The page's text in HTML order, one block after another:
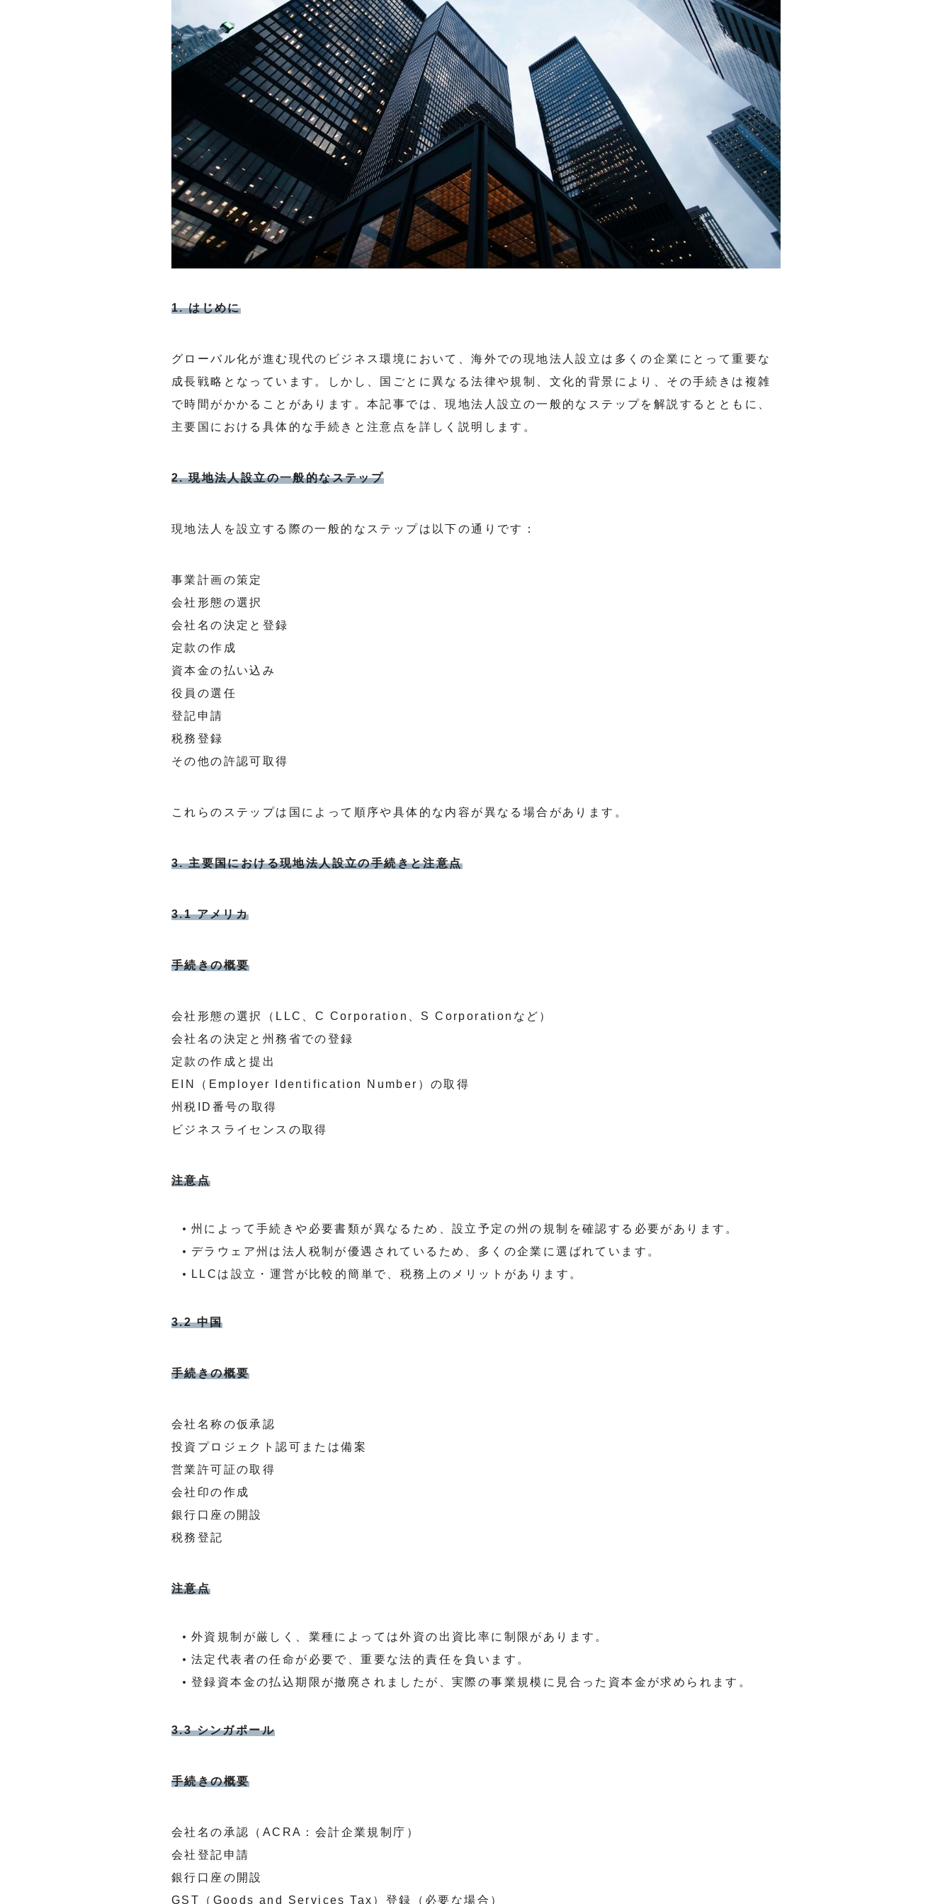
1. はじめに
グローバル化が進む現代のビジネス環境において、海外での現地法人設立は多くの企業にとって重要な
成長戦略となっています。しかし、国ごとに異なる法律や規制、文化的背景により、その手続きは複雑
で時間がかかることがあります。本記事では、現地法人設立の一般的なステップを解説するとともに、
主要国における具体的な手続きと注意点を詳しく説明します。
2. 現地法人設立の一般的なステップ
現地法人を設立する際の一般的なステップは以下の通りです：
事業計画の策定
会社形態の選択
会社名の決定と登録
定款の作成
資本金の払い込み
役員の選任
登記申請
税務登録
その他の許認可取得
これらのステップは国によって順序や具体的な内容が異なる場合があります。
3. 主要国における現地法人設立の手続きと注意点
3.1 アメリカ
手続きの概要
会社形態の選択（LLC、C Corporation、S Corporationなど）
会社名の決定と州務省での登録
定款の作成と提出
EIN（Employer Identification Number）の取得
州税ID番号の取得
ビジネスライセンスの取得
注意点
州によって手続きや必要書類が異なるため、設立予定の州の規制を確認する必要があります。
デラウェア州は法人税制が優遇されているため、多くの企業に選ばれています。
LLCは設立・運営が比較的簡単で、税務上のメリットがあります。
3.2 中国
手続きの概要
会社名称の仮承認
投資プロジェクト認可または備案
営業許可証の取得
会社印の作成
銀行口座の開設
税務登記
注意点
外資規制が厳しく、業種によっては外資の出資比率に制限があります。
法定代表者の任命が必要で、重要な法的責任を負います。
登録資本金の払込期限が撤廃されましたが、実際の事業規模に見合った資本金が求められます。
3.3 シンガポール
手続きの概要
会社名の承認（ACRA：会計企業規制庁）
会社登記申請
銀行口座の開設
GST（Goods and Services Tax）登録（必要な場合）